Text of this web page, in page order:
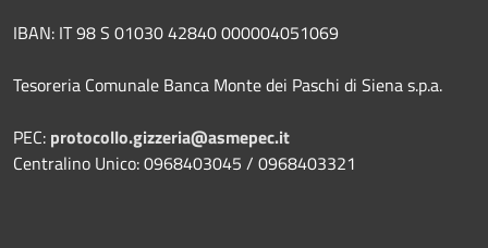
IBAN: IT 98 S 01030 42840 000004051069
Tesoreria Comunale Banca Monte dei Paschi di Siena s.p.a.
PEC: protocollo.gizzeria@asmepec.it
Centralino Unico: 0968403045 / 0968403321